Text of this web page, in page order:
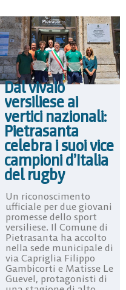
Dal vivaio
versiliese ai
vertici nazionali:
Pietrasanta
celebra i suoi vice
campioni d’Italia
del rugby
Un riconoscimento
ufficiale per due giovani
promesse dello sport
versiliese. Il Comune di
Pietrasanta ha accolto
nella sede municipale di
via Capriglia Filippo
Gambicorti e Matisse Le
Guevel, protagonisti di